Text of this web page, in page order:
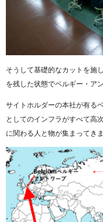
そうして基礎的なカットを施
を残した状態でベルギー・ア
サイトホルダーの本社が有る
としてのインフラがすべて高
に関わる人と物が集まってきま